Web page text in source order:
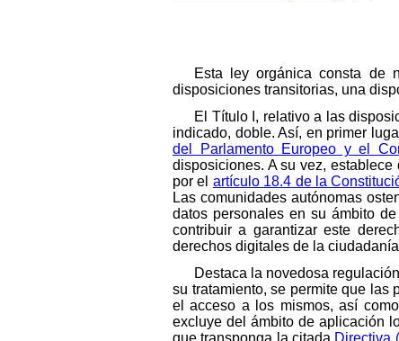
Esta ley orgánica consta de
disposiciones transitorias, una
El Título I, relativo a las
indicado, doble. Así, en primer
del Parlamento Europeo y el
disposiciones. A su vez,
por el artículo 18.4 de la
Las comunidades autónomas
datos personales en su ámbito
contribuir a garantizar este
derechos digitales de la
Destaca la novedosa
su tratamiento, se permite que las
el acceso a los mismos, así
excluye del ámbito de aplicación